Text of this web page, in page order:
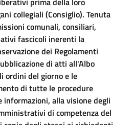
collegiali (Consiglio). Tenuta
comunali, consiliari,
fascicoli inerenti la
dei Regolamenti
di atti all'Albo
ordini del giorno e le
di tutte le procedure
informazioni, alla visione degli
di competenza del